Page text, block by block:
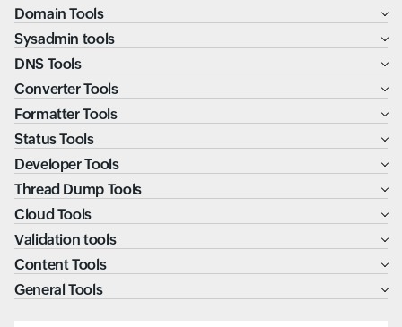
Domain Tools
Sysadmin tools
DNS Tools
Converter Tools
Formatter Tools
Status Tools
Developer Tools
Thread Dump Tools
Cloud Tools
Validation tools
Content Tools
General Tools